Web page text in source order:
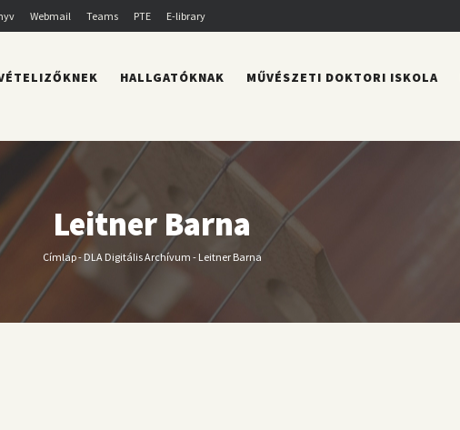
Webmail Teams PTE E-library
HALLGATÓKNAK MŰVÉSZETI DOKTORI ISKOLA
Leitner Barna
Morzsa
Címlap-DLA Digitális Archívum - Leitner Barna